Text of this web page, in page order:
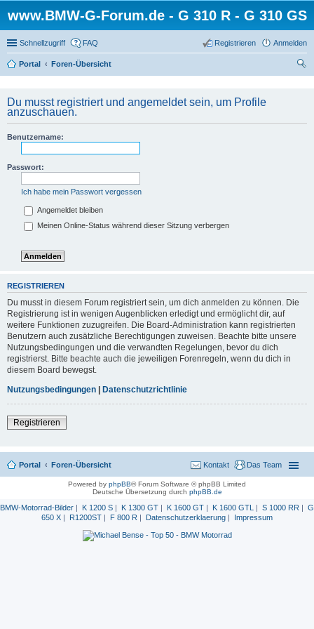
www.BMW-G-Forum.de - G 310 R - G 310 GS
Schnellzugriff FAQ Anmelden
Registrieren
Portal
Foren-Übersicht
Du musst registriert und angemeldet sein, um Profile
anzuschauen.
Benutzername:
Passwort:
Ich habe mein Passwort vergessen
Angemeldet bleiben
Meinen Online-Status während dieser Sitzung verbergen
REGISTRIEREN
Du musst in diesem Forum registriert sein, um dich anmelden zu können. Die
Registrierung ist in wenigen Augenblicken erledigt und ermöglicht dir, auf
weitere Funktionen zuzugreifen. Die Board-Administration kann registrierten
Benutzern auch zusätzliche Berechtigungen zuweisen. Beachte bitte unsere
Nutzungsbedingungen und die verwandten Regelungen, bevor du dich
registrierst. Bitte beachte auch die jeweiligen Forenregeln, wenn du dich in
diesem Board bewegst.
Nutzungsbedingungen | Datenschutzrichtlinie
Registrieren
Portal Foren-Übersicht Das Team
Kontakt
Powered by phpBB® Forum Software © phpBB Limited
Deutsche Übersetzung durch phpBB.de
BMW-Motorrad-Bilder | K 1200 S | K 1300 GT | K 1600 GT | K 1600 GTL | S 1000 RR | G
650 X | R1200ST | F 800 R | Datenschutzerklaerung | Impressum